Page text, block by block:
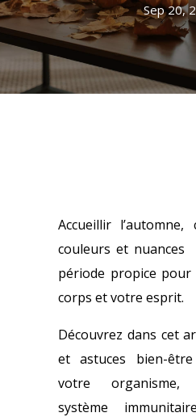
Sep 20,
Accueillir
couleurs et nuances
période propice
corps et votre esprit.
Découvrez dans cet
et astuces bien-
votre
système